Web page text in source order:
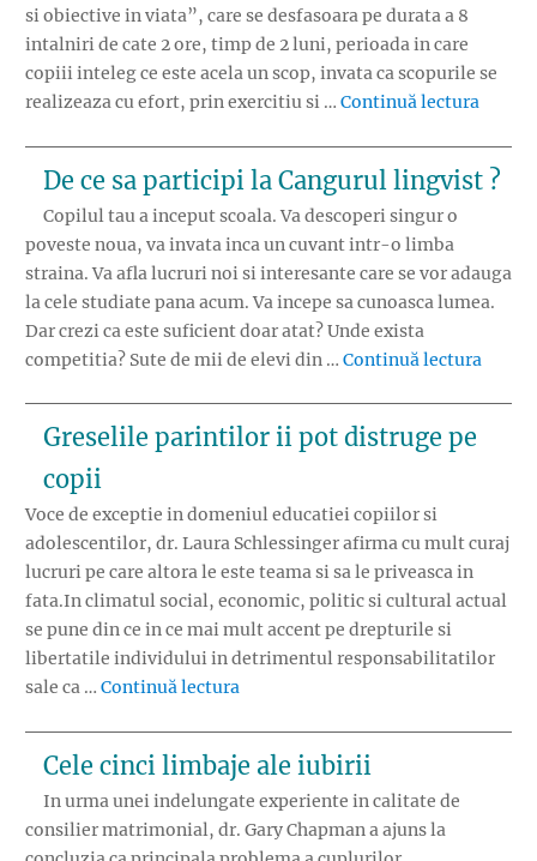
si obiective in viata”, care se desfasoara pe durata a 8
intalniri de cate 2 ore, timp de 2 luni, perioada in care
copiii inteleg ce este acela un scop, invata ca scopurile se
realizeaza cu efort, prin exercitiu si … Continuă lectura
De ce sa participi la Cangurul lingvist ?
Copilul tau a inceput scoala. Va descoperi singur o
poveste noua, va invata inca un cuvant intr-o limba
straina. Va afla lucruri noi si interesante care se vor adauga
la cele studiate pana acum. Va incepe sa cunoasca lumea.
Dar crezi ca este suficient doar atat? Unde exista
competitia? Sute de mii de elevi din … Continuă lectura
Greselile parintilor ii pot distruge pe
copii
Voce de exceptie in domeniul educatiei copiilor si
adolescentilor, dr. Laura Schlessinger afirma cu mult curaj
lucruri pe care altora le este teama si sa le priveasca in
fata.In climatul social, economic, politic si cultural actual
se pune din ce in ce mai mult accent pe drepturile si
libertatile individului in detrimentul responsabilitatilor
sale ca … Continuă lectura
Cele cinci limbaje ale iubirii
In urma unei indelungate experiente in calitate de
consilier matrimonial, dr. Gary Chapman a ajuns la